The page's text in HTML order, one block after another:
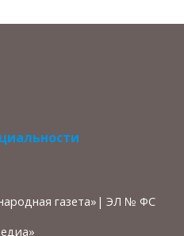
газета»| ЭЛ № ФС